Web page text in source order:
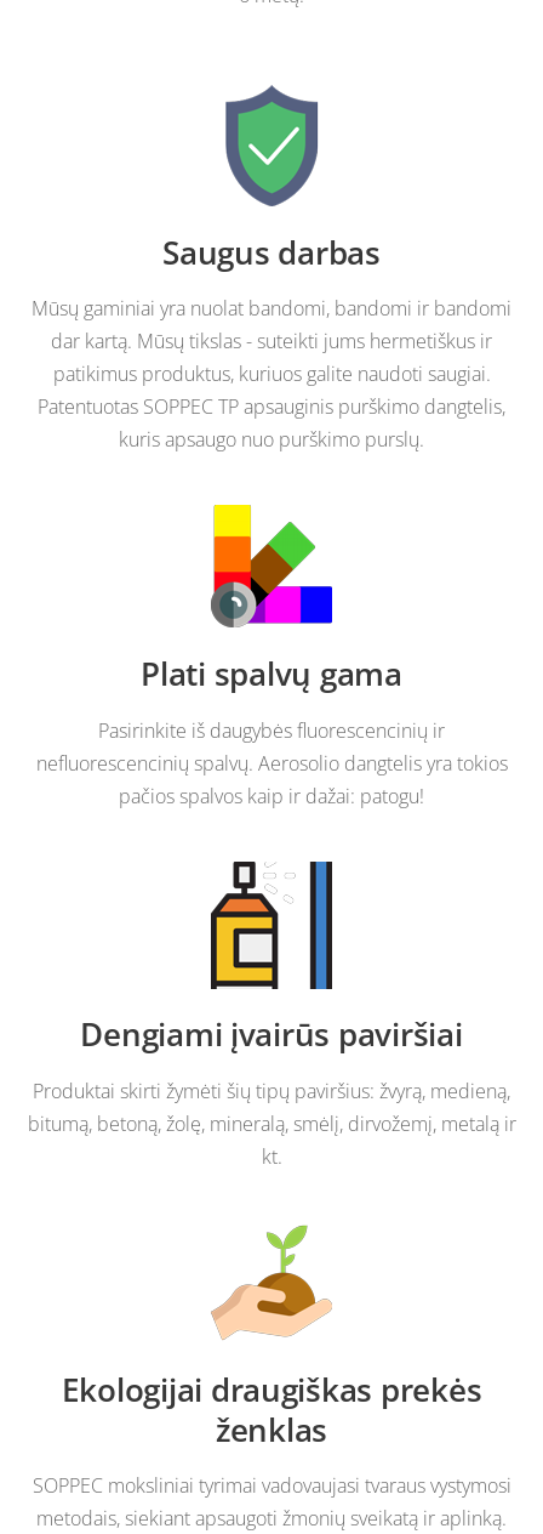
Saugus darbas
Mūsų gaminiai yra nuolat bandomi, bandomi ir bandomi
dar kartą. Mūsų tikslas - suteikti jums hermetiškus ir
patikimus produktus, kuriuos galite naudoti saugiai.
Patentuotas SOPPEC TP apsauginis purškimo dangtelis,
kuris apsaugo nuo purškimo purslų.
Plati spalvų gama
Pasirinkite iš daugybės fluorescencinių ir
nefluorescencinių spalvų. Aerosolio dangtelis yra tokios
pačios spalvos kaip ir dažai: patogu!
Dengiami įvairūs paviršiai
Produktai skirti žymėti šių tipų paviršius: žvyrą, medieną,
bitumą, betoną, žolę, mineralą, smėlį, dirvožemį, metalą ir
kt.
Ekologijai draugiškas prekės
ženklas
SOPPEC moksliniai tyrimai vadovaujasi tvaraus vystymosi
metodais, siekiant apsaugoti žmonių sveikatą ir aplinką.